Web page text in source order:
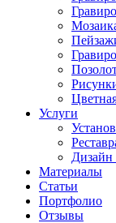
Услуги
Дизайн
Материалы
Статьи
Портфолио
Отзывы